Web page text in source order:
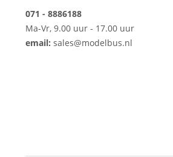
071 - 8886188
Ma-Vr, 9.00 uur - 17.00 uur
email: sales@modelbus.nl